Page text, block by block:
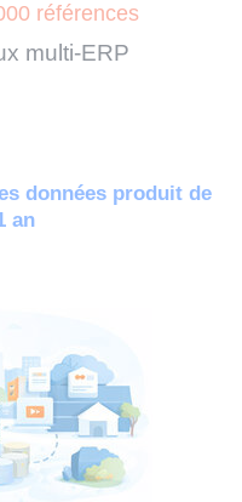
références
multi-ERP
données produit de
an